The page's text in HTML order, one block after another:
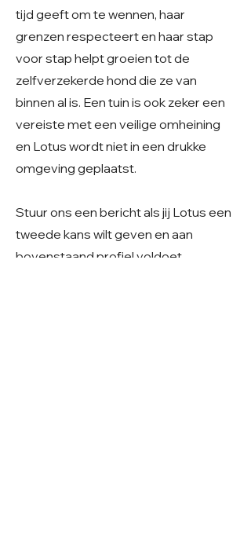
tijd geeft om te wennen, haar
grenzen respecteert en haar stap
voor stap helpt groeien tot de
zelfverzekerde hond die ze van
binnen al is. Een tuin is ook zeker een
vereiste met een veilige omheining
en Lotus wordt niet in een drukke
omgeving geplaatst.
Stuur ons een bericht als jij Lotus een
tweede kans wilt geven en aan
bovenstaand profiel voldoet.